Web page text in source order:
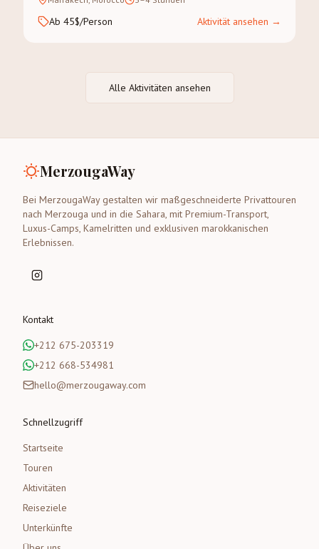
Ab 45$/Person Aktivität ansehen →
Alle Aktivitäten ansehen
MerzougaWay
Bei MerzougaWay gestalten wir maßgeschneiderte Privattouren
nach Merzouga und in die Sahara, mit Premium-Transport,
Luxus-Camps, Kamelritten und exklusiven marokkanischen
Erlebnissen.
Kontakt
+212 675-203319
+212 668-534981
hello@merzougaway.com
Schnellzugriff
Startseite
Touren
Aktivitäten
Reiseziele
Unterkünfte